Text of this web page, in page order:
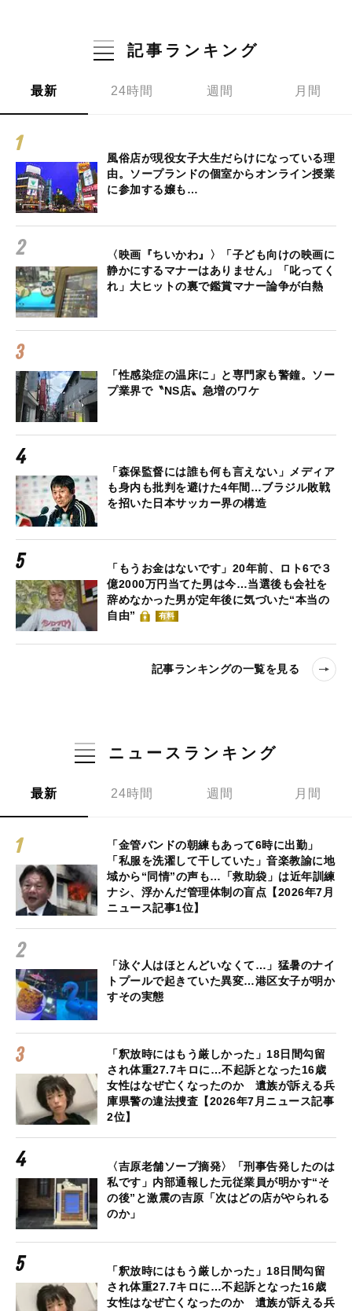
記事ランキング
最新 24時間 週間 月間
風俗店が現役女子大生だらけになっている理
由。ソープランドの個室からオンライン授業
に参加する嬢も…
〈映画『ちいかわ』〉「子ども向けの映画に
静かにするマナーはありません」「叱ってく
れ」大ヒットの裏で鑑賞マナー論争が白熱
「性感染症の温床に」と専門家も警鐘。ソー
プ業界で〝NS店〟急増のワケ
「森保監督には誰も何も言えない」メディア
も身内も批判を避けた4年間…ブラジル敗戦
を招いた日本サッカー界の構造
「もうお金はないです」20年前、ロト6で３
億2000万円当てた男は今…当選後も会社を
辞めなかった男が定年後に気づいた“本当の
自由”
有料
記事ランキングの一覧を見る
ニュースランキング
最新 24時間 週間 月間
「金管バンドの朝練もあって6時に出勤」
「私服を洗濯して干していた」音楽教諭に地
域から“同情”の声も…「救助袋」は近年訓練
ナシ、浮かんだ管理体制の盲点【2026年7月
ニュース記事1位】
「泳ぐ人はほとんどいなくて…」猛暑のナイ
トプールで起きていた異変…港区女子が明か
すその実態
「釈放時にはもう厳しかった」18日間勾留
され体重27.7キロに…不起訴となった16歳
女性はなぜ亡くなったのか 遺族が訴える兵
庫県警の違法捜査【2026年7月ニュース記事
2位】
〈吉原老舗ソープ摘発〉「刑事告発したのは
私です」内部通報した元従業員が明かす“そ
の後”と激震の吉原「次はどの店がやられる
のか」
「釈放時にはもう厳しかった」18日間勾留
され体重27.7キロに…不起訴となった16歳
女性はなぜ亡くなったのか 遺族が訴える兵